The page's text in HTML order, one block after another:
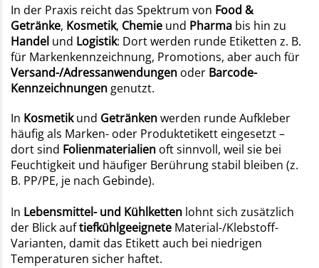
In der Praxis reicht das Spektrum von Food &
Getränke, Kosmetik, Chemie und Pharma bis hin zu
Handel und Logistik: Dort werden runde Etiketten z. B.
für Markenkennzeichnung, Promotions, aber auch für
Versand-/Adressanwendungen oder Barcode-
Kennzeichnungengenutzt.
In Kosmetikund Getränkenwerden runde Aufkleber
häufig als Marken- oder Produktetikett eingesetzt –
dort sind Folienmaterialien oft sinnvoll, weil sie bei
Feuchtigkeit und häufiger Berührung stabil bleiben (z.
B. PP/PE, je nach Gebinde).
In Lebensmittel- und Kühlketten lohnt sich zusätzlich
der Blick auftiefkühlgeeignete Material-/Klebstoff-
Varianten, damit das Etikett auch bei niedrigen
Temperaturen sicher haftet.